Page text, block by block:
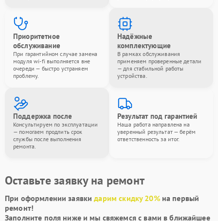
Приоритетное
обслуживание
При гарантийном случае замена
модуля wi-fi выполняется вне
очереди — быстро устраняем
проблему.
Надёжные
комплектующие
В рамках обслуживания
применяем проверенные детали
— для стабильной работы
устройства.
Поддержка после
Консультируем по эксплуатации
— помогаем продлить срок
службы после выполнения
ремонта.
Результат под гарантией
Наша работа направлена на
уверенный результат — берём
ответственность за итог.
Оставьте заявку на ремонт
При оформлении заявкидарим скидку 20%на первый
ремонт!
Заполните поля ниже и мы свяжемся с вами в ближайшее